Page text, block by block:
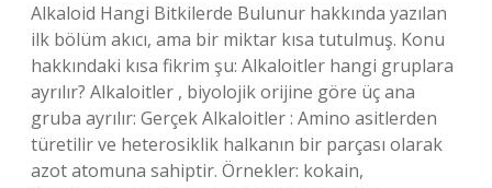
Alkaloid Hangi Bitkilerde Bulunur hakkında yazılan
ilk bölüm akıcı, ama bir miktar kısa tutulmuş. Konu
hakkındaki kısa fikrim şu: Alkaloitler hangi gruplara
ayrılır? Alkaloitler , biyolojik orijine göre üç ana
gruba ayrılır: Gerçek Alkaloitler : Amino asitlerden
türetilir ve heterosiklik halkanın bir parçası olarak
azot atomuna sahiptir. Örnekler: kokain,